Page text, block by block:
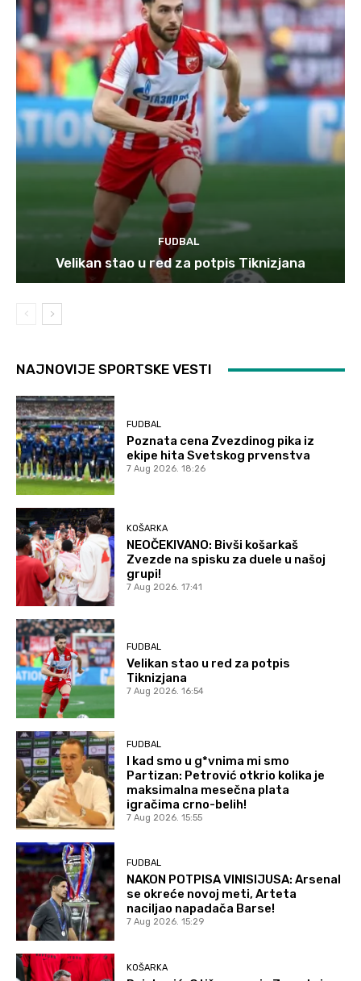
FUDBAL
Velikan stao u red za potpis Tiknizjana
NAJNOVIJE SPORTSKE VESTI
FUDBAL
Poznata cena Zvezdinog pika iz
ekipe hita Svetskog prvenstva
7 Aug 2026. 18:26
KOŠARKA
NEOČEKIVANO: Bivši košarkaš
Zvezde na spisku za duele u našoj
grupi!
7 Aug 2026. 17:41
FUDBAL
Velikan stao u red za potpis
Tiknizjana
7 Aug 2026. 16:54
FUDBAL
I kad smo u g*vnima mi smo
Partizan: Petrović otkrio kolika je
maksimalna mesečna plata
igračima crno-belih!
7 Aug 2026. 15:55
FUDBAL
NAKON POTPISA VINISIJUSA: Arsenal
se okreće novoj meti, Arteta
naciljao napadača Barse!
7 Aug 2026. 15:29
KOŠARKA